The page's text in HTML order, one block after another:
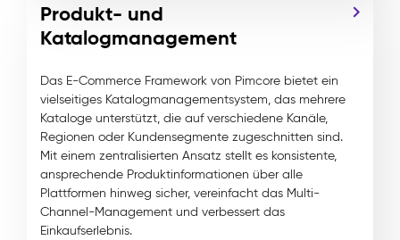
Produkt- und
Katalogmanagement
Das E-Commerce Framework von Pimcore bietet ein
vielseitiges Katalogmanagementsystem, das mehrere
Kataloge unterstützt, die auf verschiedene Kanäle,
Regionen oder Kundensegmente zugeschnitten sind.
Mit einem zentralisierten Ansatz stellt es konsistente,
ansprechende Produktinformationen über alle
Plattformen hinweg sicher, vereinfacht das Multi-
Channel-Management und verbessert das
Einkaufserlebnis.